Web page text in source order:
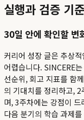
실행과 검증 기
30일 안에 확인할 변
커리어 성장 글은 추상
어렵습니다. SINCERE
선순위, 회고 지표를 함
의 기대치를 정리하고,
며, 3주차에는 강점이
다음 분기의 학습 과제